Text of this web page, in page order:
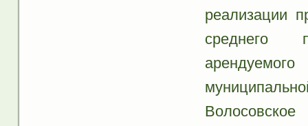
реализации
среднего